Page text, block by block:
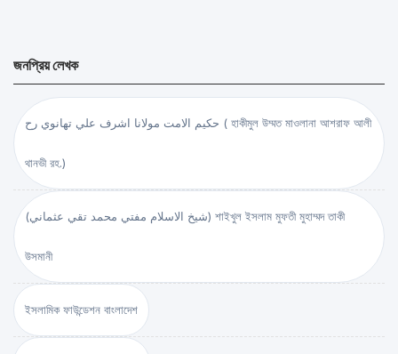
জনপ্রিয় লেখক
حكيم الامت مولانا اشرف علي تهانوي رح ( হাকীমুল উম্মত মাওলানা আশরাফ আলী
থানভী রহ.)
(شيخ الاسلام مفتي محمد تقي عثماني) শাইখুল ইসলাম মুফতী মুহাম্মদ তাকী
উসমানী
ইসলামিক ফাউন্ডেশন বাংলাদেশ